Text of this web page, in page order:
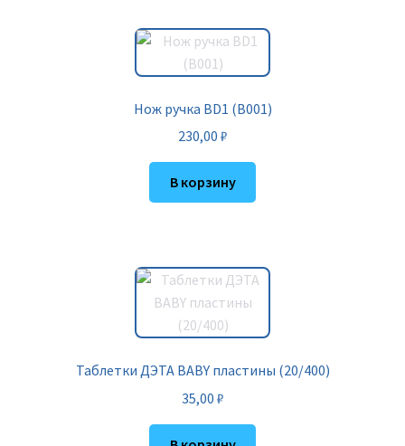
Нож ручка BD1 (B001)
230,00 ₽
В корзину
Таблетки ДЭТА BABY пластины (20/400)
35,00 ₽